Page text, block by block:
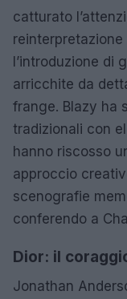
catturato
l’introduzione di
arricchite da
frange. Blazy ha
tradizionali con
hanno riscosso
approccio
scenografie
conferendo a
Dior: il
Jonathan